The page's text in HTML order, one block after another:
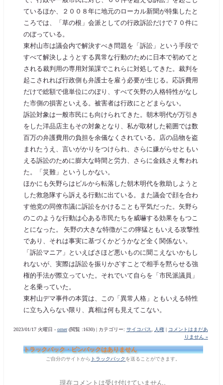
ているほか、２００８年に地元のローカル新聞が特集したと
ころでは、「草の根」会派としての行政訴訟だけで７０件に
のぼっている。
東村山市は議会内で解決すべき問題を「訴訟」という手段で
すべて解決しようとする異常な行動のために日本で初めてと
される裁判用の専用対策課でこれらに対処してきた。裁判を
起こされれば行政側も弁護士を雇う必要が生じる。応訴費用
だけで総額で億単位にのぼり、すべて矢野の人格特性がなし
た市側の損害といえる。被害者は行政にとどまらない。
訴訟対象は一般市民にも向けられてきた。朝木明代が万引き
をした洋品店主もその対象となり、私が取材した範囲では数
百万の弁護費用の負担を余儀なくされている。店の品物を盗
まれたうえ、言いがかりをつけられ、さらに嫌がらせともい
える訴訟のために膨大な時間と労力、さらに金銭さえ奪われ
た。「災難」というしかない。
ほかにも矢野らはビルから転落した朝木明代を救助しようと
した救急隊すら訴える行動に出ている。また議会で顔を合わ
す他党の同僚市議に訴訟をかけることも平気だった。矢野ら
のこのような行動は心ある市民たちを威嚇する効果をもつこ
とになった。 矢野の大きな特徴がこの獰猛ともいえる攻撃性
であり、それは事実に基づくかどうかなど全く関係ない。
「訴訟マニア」といえばさほど悪いものに聞こえないかもし
れないが、実際は訴訟を振りかざすことで相手を黙らせる強
権的手法が際立っていた。それでいて自らを「市民派議員」
と名乗っていた。
東村山デマ事件の本質は、この「異常人格」ともいえる特性
に立ち入らない限り、真相は何も見えてこない。
2023/01/17 火曜日 - orner(閲覧 :1630) | カテゴリー: サイコパス, 人権|
コメントはまだあ
りません »
トラックバック・ピンバックはありません
ご自分のサイトから トラックバック を送ることができます。
現在コメントは受け付けていません。